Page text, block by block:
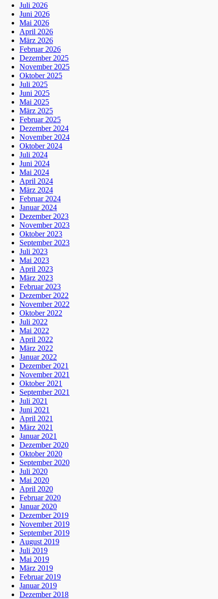
Juli 2026
Juni 2026
Mai 2026
April 2026
März 2026
Februar 2026
Dezember 2025
November 2025
Oktober 2025
Juli 2025
Juni 2025
Mai 2025
März 2025
Februar 2025
Dezember 2024
November 2024
Oktober 2024
Juli 2024
Juni 2024
Mai 2024
April 2024
März 2024
Februar 2024
Januar 2024
Dezember 2023
November 2023
Oktober 2023
September 2023
Juli 2023
Mai 2023
April 2023
März 2023
Februar 2023
Dezember 2022
November 2022
Oktober 2022
Juli 2022
Mai 2022
April 2022
März 2022
Januar 2022
Dezember 2021
November 2021
Oktober 2021
September 2021
Juli 2021
Juni 2021
April 2021
März 2021
Januar 2021
Dezember 2020
Oktober 2020
September 2020
Juli 2020
Mai 2020
April 2020
Februar 2020
Januar 2020
Dezember 2019
November 2019
September 2019
August 2019
Juli 2019
Mai 2019
März 2019
Februar 2019
Januar 2019
Dezember 2018